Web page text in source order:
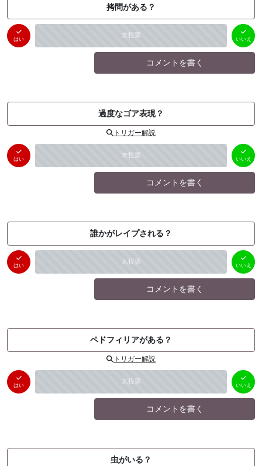
拷問がある？
はい 未投票
いいえ
（ 0件）
いいえ
コメントを書く
過度なゴア表現？
トリガー解説
はい 未投票
いいえ
（ 0件）
いいえ
コメントを書く
誰かがレイプされる？
はい 未投票
いいえ
（ 0件）
いいえ
コメントを書く
ペドフィリアがある？
トリガー解説
はい 未投票
いいえ
（ 0件）
いいえ
コメントを書く
虫がいる？